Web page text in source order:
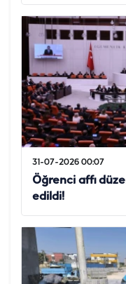
31-07-2026 00:07
Öğrenci affı
edildi!